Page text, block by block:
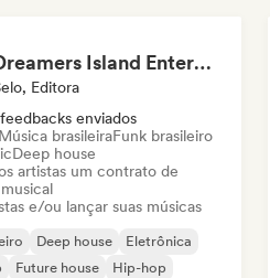
Dreamers Island Entertainment
Editora
enviados
Música brasileiraFunk brasileiro
Deep house
artistas um contrato de
e/ou lançar suas músicas
Deep house
Eletrônica
Future house
Hip-hop